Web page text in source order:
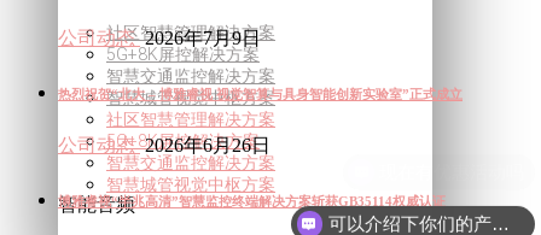
社区智慧管理解决方案
5G+8K屏控解决方案
智慧交通监控解决方案
智慧城管视觉中枢方案
社区智慧管理解决方案
5G+8K屏控解决方案
智慧交通监控解决方案
智慧城管视觉中枢方案
智能音频
公司动态 2026年7月9日
热烈祝贺“北大 – 博雅睿视 视觉智算与具身智能创新实验室”正式成立
公司动态 2026年6月26日
博雅睿视“半兆高清”智慧监控终端解决方案斩获GB35114权威认证
可以介绍下你们的产品么